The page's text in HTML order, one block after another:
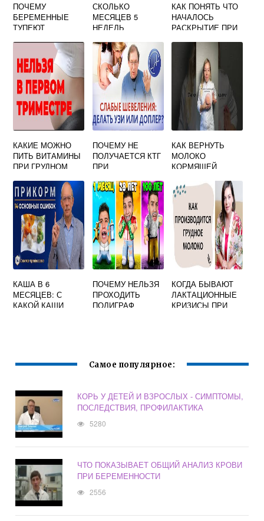
ПОЧЕМУ
БЕРЕМЕННЫЕ
ТУПЕЮТ
СКОЛЬКО
МЕСЯЦЕВ 5
НЕДЕЛЬ
КАК ПОНЯТЬ ЧТО
НАЧАЛОСЬ
РАСКРЫТИЕ ПРИ
КАКИЕ МОЖНО
ПИТЬ ВИТАМИНЫ
ПРИ ГРУДНОМ
ПОЧЕМУ НЕ
ПОЛУЧАЕТСЯ КТГ
ПРИ
КАК ВЕРНУТЬ
МОЛОКО
КОРМЯЩЕЙ
ПЕРЕРЫВА
КАША В 6
МЕСЯЦЕВ: С
КАКОЙ КАШИ
ПОЧЕМУ НЕЛЬЗЯ
ПРОХОДИТЬ
ПОЛИГРАФ
КОГДА БЫВАЮТ
ЛАКТАЦИОННЫЕ
КРИЗИСЫ ПРИ
Самое популярное:
КОРЬ У ДЕТЕЙ И ВЗРОСЛЫХ - СИМПТОМЫ,
ПОСЛЕДСТВИЯ, ПРОФИЛАКТИКА
5280
ЧТО ПОКАЗЫВАЕТ ОБЩИЙ АНАЛИЗ КРОВИ
ПРИ БЕРЕМЕННОСТИ
2556